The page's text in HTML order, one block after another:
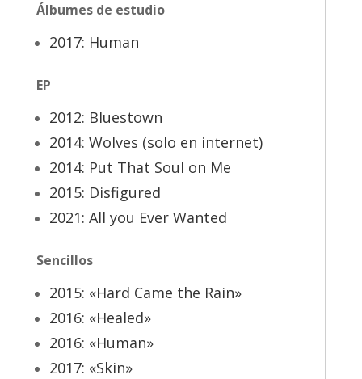
Álbumes de estudio
2017: Human
EP
2012: Bluestown
2014: Wolves (solo en internet)
2014: Put That Soul on Me
2015: Disfigured
2021: All you Ever Wanted
Sencillos
2015: «Hard Came the Rain»
2016: «Healed»
2016: «Human»
2017: «Skin»